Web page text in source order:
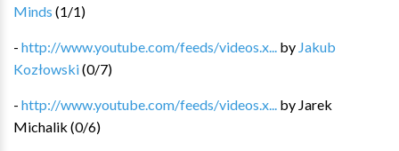
Minds (1/1)
- http://www.youtube.com/feeds/videos.x... by Jakub
Kozłowski(0/7)
- http://www.youtube.com/feeds/videos.x... by Jarek
Michalik (0/6)